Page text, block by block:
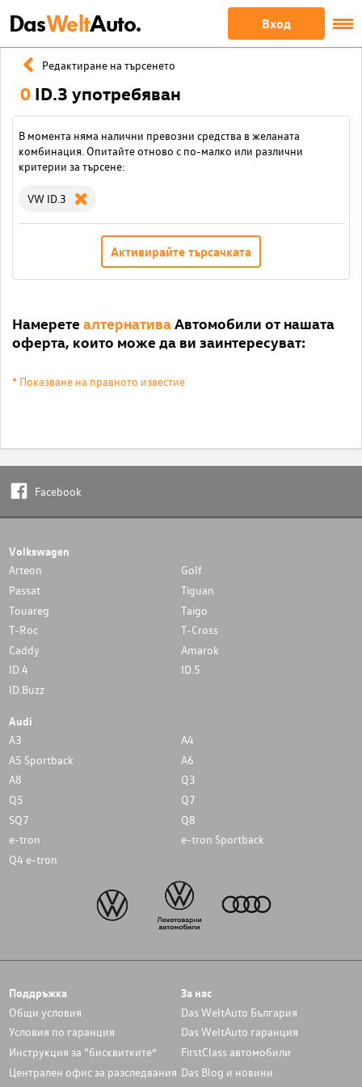
DasWeltAuto. Вход
Редактиране на търсенето
0 ID.3 употребяван
В момента няма налични превозни средства в желаната
комбинация. Опитайте отново с по-малко или различни
критерии за търсене:
VW ID.3
Активирайте търсачката
Намерете алтернативаАвтомобили от нашата
оферта, които може да ви заинтересуват:
* Показване на правното известие
Facebook
Volkswagen
Arteon
Golf
Passat
Tiguan
Touareg
Taigo
T-Roc
T-Cross
Caddy
Amarok
ID.4
ID.5
ID.Buzz
Audi
A3
A4
A5 Sportback
A6
A8
Q3
Q5
Q7
SQ7
Q8
e-tron
e-tron Sportback
Q4 e-tron
Поддръжка
Общи условия
Условия по гаранция
Инструкция за “бисквитките”
Централен офис за разследвания
За нас
Das WeltAuto България
Das WeltAuto гаранция
FirstClass автомобили
Das Blog и новини